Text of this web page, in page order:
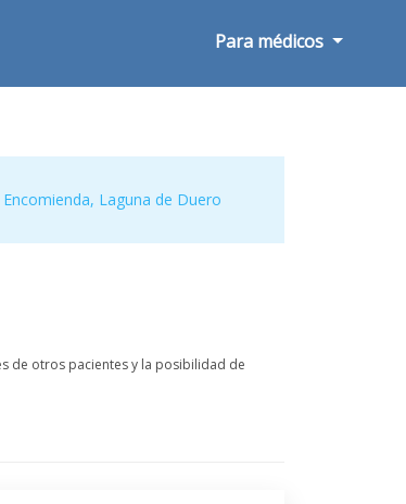
Para médicos
, Laguna de Duero
de otros pacientes y la posibilidad de